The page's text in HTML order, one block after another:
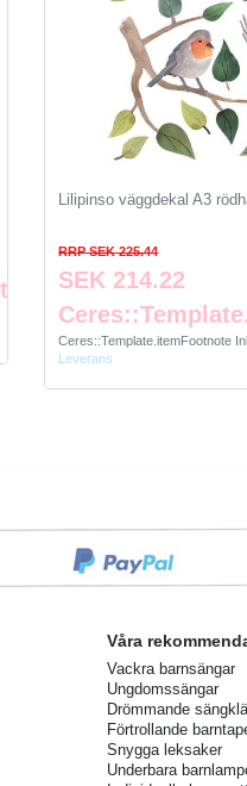
Lilipinso väggdekal A3
RRP SEK 225.44
SEK 214.22
Ceres::Template.itemFootnote
Leverans
Våra
Vackra barnsängar
Ungdomssängar
Drömmande
Förtrollande
Snygga leksaker
Underbara